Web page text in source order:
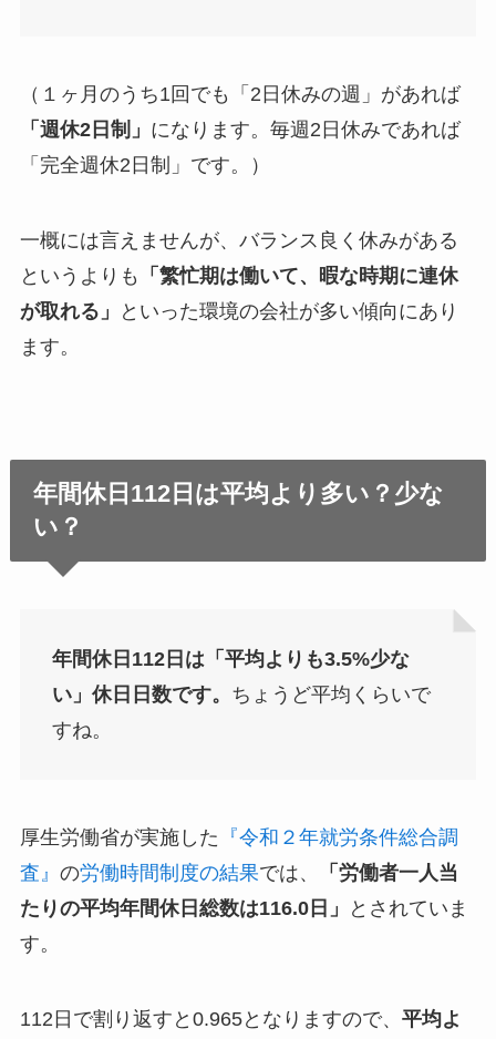
（１ヶ月のうち1回でも「2日休みの週」があれば
「週休2日制」 になります。毎週2日休みであれば
「完全週休2日制」です。）
一概には言えませんが、バランス良く休みがある
というよりも
「繁忙期は働いて、暇な時期に連休
が取れる」
といった環境の会社が多い傾向にあり
ます。
年間休日112日は平均より多い？少な
い？
年間休日112日は「平均よりも3.5%少な
い」休日日数です。 ちょうど平均くらいで
すね。
厚生労働省が実施した 『令和２年就労条件総合調
査』 の労働時間制度の結果では、
「労働者一人当
たりの平均年間休日総数は116.0日」
とされていま
す。
112日で割り返すと0.965となりますので、 平均よ